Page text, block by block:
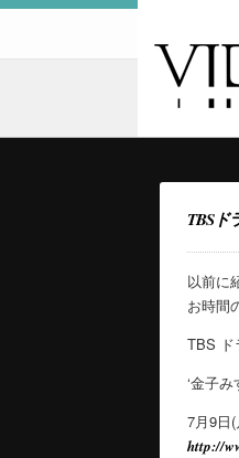
TBSド
以前に
お時間
TBS ド
‘金子み
7月9日
http://